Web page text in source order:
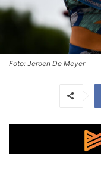
Foto: Jeroen De Meyer